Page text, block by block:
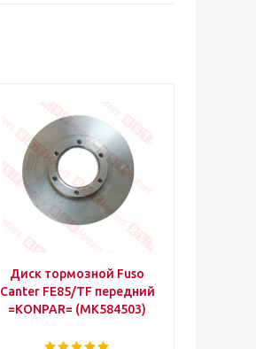
Диск тормозной Fuso
Canter FE85/TF передний
=KONPAR= (MK584503)